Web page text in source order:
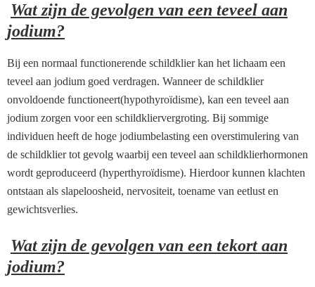
Wat zijn de gevolgen van een teveel aan
jodium?
Bij een normaal functionerende schildklier kan het lichaam een
teveel aan jodium goed verdragen. Wanneer de schildklier
onvoldoende functioneert(hypothyroïdisme), kan een teveel aan
jodium zorgen voor een schildkliervergroting. Bij sommige
individuen heeft de hoge jodiumbelasting een overstimulering van
de schildklier tot gevolg waarbij een teveel aan schildklierhormonen
wordt geproduceerd (hyperthyroïdisme). Hierdoor kunnen klachten
ontstaan als slapeloosheid, nervositeit, toename van eetlust en
gewichtsverlies.
Wat zijn de gevolgen van een tekort aan
jodium?